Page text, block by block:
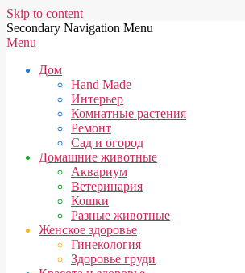
Skip to content
Secondary Navigation Menu
Menu
Дом
Hand Made
Интерьер
Комнатные растения
Ремонт
Сад и огород
Домашние животные
Аквариум
Ветеринария
Кошки
Разные животные
Женское здоровье
Гинекология
Здоровье груди